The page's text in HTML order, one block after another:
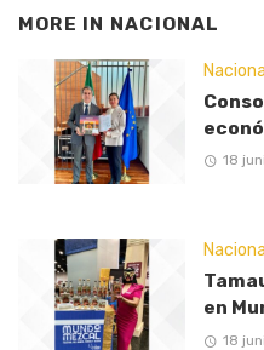
MORE IN NACIONAL
Nacional
18
en
18